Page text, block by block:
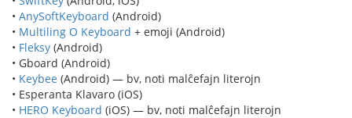
• AnySoftKeyboard (Android)
• Multiling O Keyboard + emoji (Android)
• Fleksy (Android)
• Gboard (Android)
• Keybee (Android) — bv, noti malĉefajn literojn
• Esperanta Klavaro (iOS)
• HERO Keyboard (iOS) — bv, noti malĉefajn literojn